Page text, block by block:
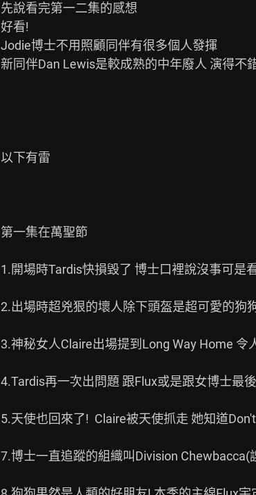
先說看完第一二集的感想
好看!
Jodie博士不用照顧同伴有很多個人發揮
新同伴Dan Lewis是較成熟的中年廢人 演得不
以下有雷
第一集在萬聖節
1.開場時Tardis快損毀了 博士口裡說沒事可是
2.出場時超兇狠的壞人除下頭盔是超可愛的狗
3.神秘女人Claire出場提到Long Way Home 令
4.Tardis再一次出問題 跟Flux或是跟女博士最
5.天使也回來了!  Claire被天使抓走 她知道
7.博士一直追蹤的組織叫Division Chewbacca(